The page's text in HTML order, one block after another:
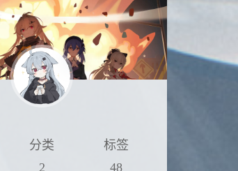
分类
2
标签
48